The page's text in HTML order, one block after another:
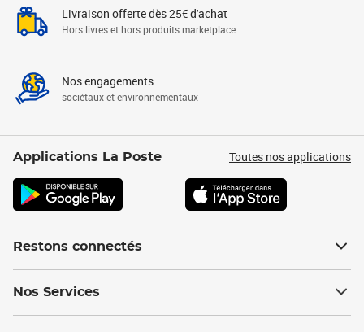
Livraison offerte dès 25€ d'achat
Hors livres et hors produits marketplace
Nos engagements
sociétaux et environnementaux
Applications La Poste Toutes nos applications
Restons connectés
Nos Services